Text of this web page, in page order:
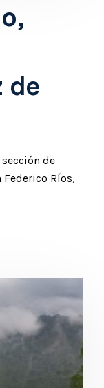
de
sección de
Federico Ríos,